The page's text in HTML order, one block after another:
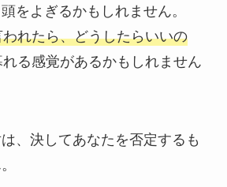
をよぎるかもしれません。
れたら、どうしたらいいの
る感覚があるかもしれません
、決してあなたを否定するも